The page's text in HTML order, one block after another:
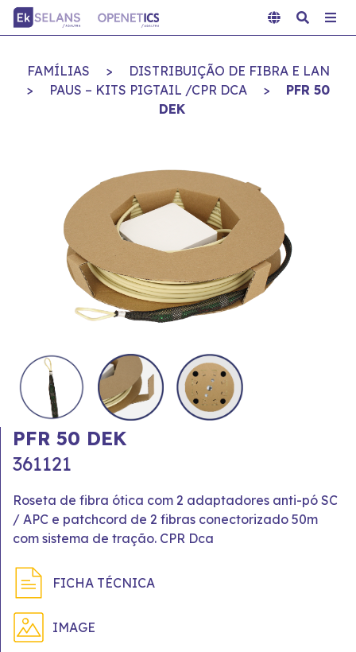
FAMÍLIAS >
DISTRIBUIÇÃO DE FIBRA E LAN
>
PAUS – KITS PIGTAIL /CPR DCA >
PFR 50
DEK
PFR 50 DEK
361121
Roseta de fibra ótica com 2 adaptadores anti-pó SC
/ APC e patchcord de 2 fibras conectorizado 50m
com sistema de tração. CPR Dca
FICHA TÉCNICA
IMAGE